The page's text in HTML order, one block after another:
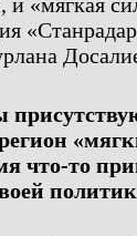
что-то